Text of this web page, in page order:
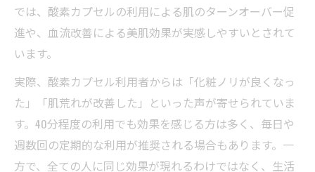
では、酸素カプセルの利用による肌のターンオーバー促
進や、血流改善による美肌効果が実感しやすいとされて
います。
実際、酸素カプセル利用者からは「化粧ノリが良くなっ
た」「肌荒れが改善した」といった声が寄せられていま
す。40分程度の利用でも効果を感じる方は多く、毎日や
週数回の定期的な利用が推奨される場合もあります。一
方で、全ての人に同じ効果が現れるわけではなく、生活